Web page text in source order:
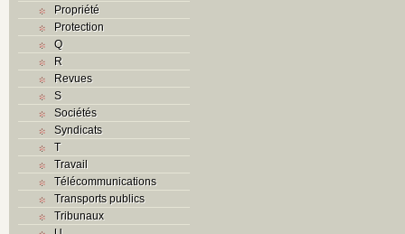
Propriété
Protection
Q
R
Revues
S
Sociétés
Syndicats
T
Travail
Télécommunications
Transports publics
Tribunaux